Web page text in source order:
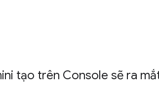
tạo trên Console sẽ ra